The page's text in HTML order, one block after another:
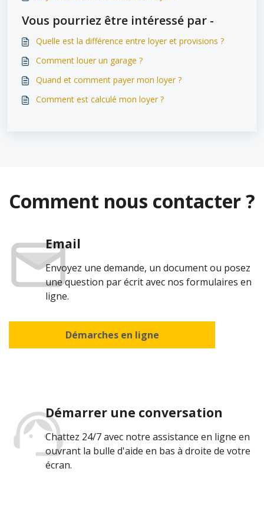
Vous pourriez être intéressé par -
Quelle est la différence entre loyer et provisions ?
Comment louer un garage ?
Quand et comment payer mon loyer ?
Comment est calculé mon loyer ?